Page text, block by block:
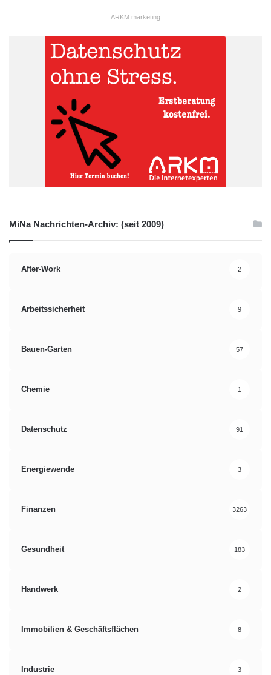
ARKM.marketing
MiNa Nachrichten-Archiv: (seit 2009)
After-Work 2
Arbeitssicherheit 9
Bauen-Garten 57
Chemie 1
Datenschutz 91
Energiewende 3
Finanzen 3263
Gesundheit 183
Handwerk 2
Immobilien & Geschäftsflächen 8
Industrie 3